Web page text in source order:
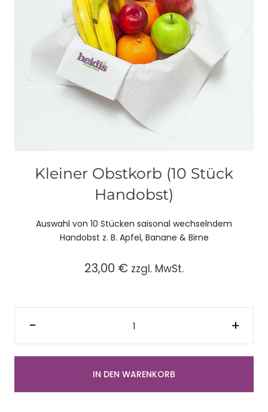
Kleiner Obstkorb (10 Stück
Handobst)
Auswahl von 10 Stücken saisonal wechselndem
Handobst z. B. Apfel, Banane & Birne
23,00 € zzgl. MwSt.
-
Kleiner
Obstkorb
Handobst)
Menge
+
IN DEN WARENKORB